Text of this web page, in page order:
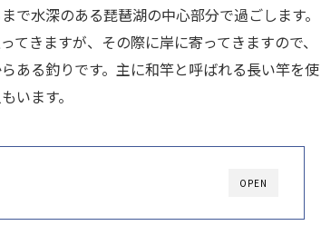
水深のある琵琶湖の中心部分で過ごします。
きますが、その際に岸に寄ってきますので、
ある釣りです。主に和竿と呼ばれる長い竿を使
います。
OPEN